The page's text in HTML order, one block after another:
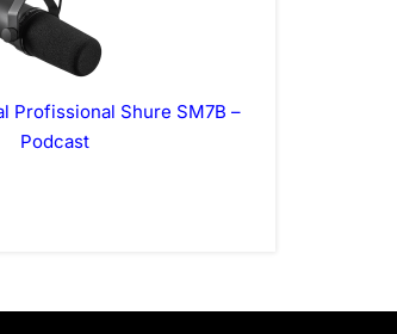
Profissional Shure SM7B –
Podcast